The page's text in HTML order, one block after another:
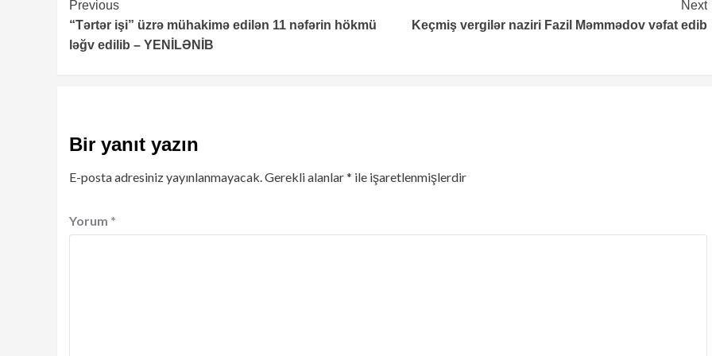
Continue
Reading
Previous
“Tərtər işi” üzrə mühakimə edilən 11 nəfərin hökmü
ləğv edilib – YENİLƏNİB
Next
Keçmiş vergilər naziri Fazil Məmmədov vəfat edib
Bir yanıt yazın
E-posta adresiniz yayınlanmayacak.Gerekli alanlar* ile işaretlenmişlerdir
Yorum *